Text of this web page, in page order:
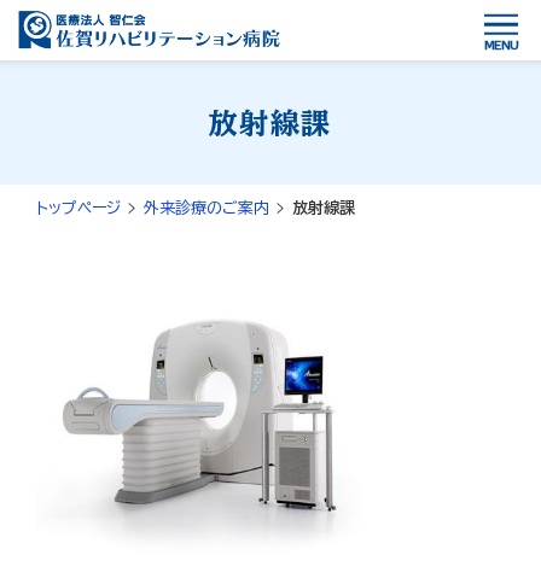
MENU
放射線課
トップページ 外来診療のご案内 放射線課